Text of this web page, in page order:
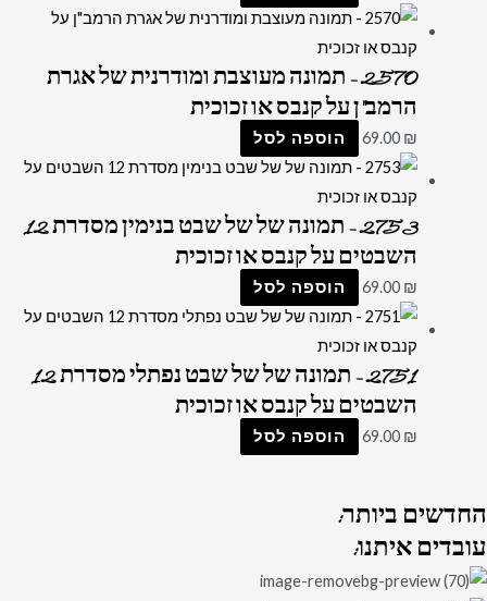
2570 – תמונה מעוצבת ומודרנית של אגרת
הרמב"ן על קנבס או זכוכית
69.00 ₪ הוספה לסל
2753 – תמונה של של שבט בנימין מסדרת 12
השבטים על קנבס או זכוכית
69.00 ₪ הוספה לסל
2751 – תמונה של של שבט נפתלי מסדרת 12
השבטים על קנבס או זכוכית
69.00 ₪ הוספה לסל
החדשיםביותר:
עובדיםאיתנו: